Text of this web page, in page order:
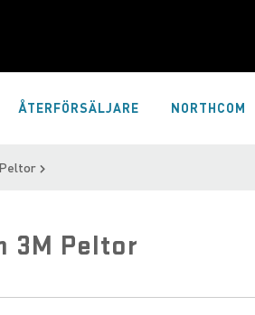
ÅTERFÖRSÄLJARE NORTHCOM
Peltor
3M Peltor